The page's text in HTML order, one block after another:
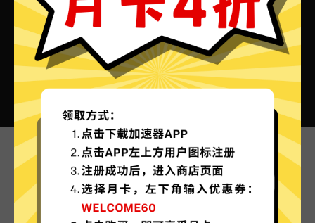
快牛加速器VPN的特色